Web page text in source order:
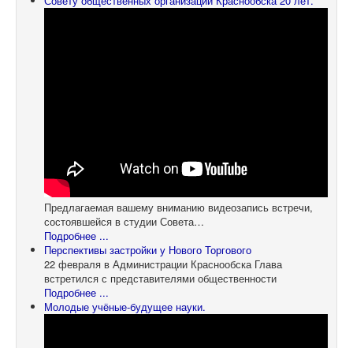
Предлагаемая вашему вниманию видеозапись встречи,
состоявшейся в студии Совета…
Подробнее ...
Перспективы застройки у Нового Торгового
22 февраля в Администрации Краснообска Глава
встретился с представителями общественности
Подробнее ...
Молодые учёные-будущее науки.